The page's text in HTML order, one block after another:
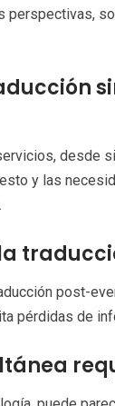
perspectivas,
desde
y las
post-
pérdidas de